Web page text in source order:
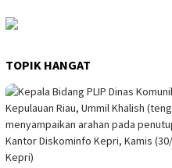
TOPIK HANGAT